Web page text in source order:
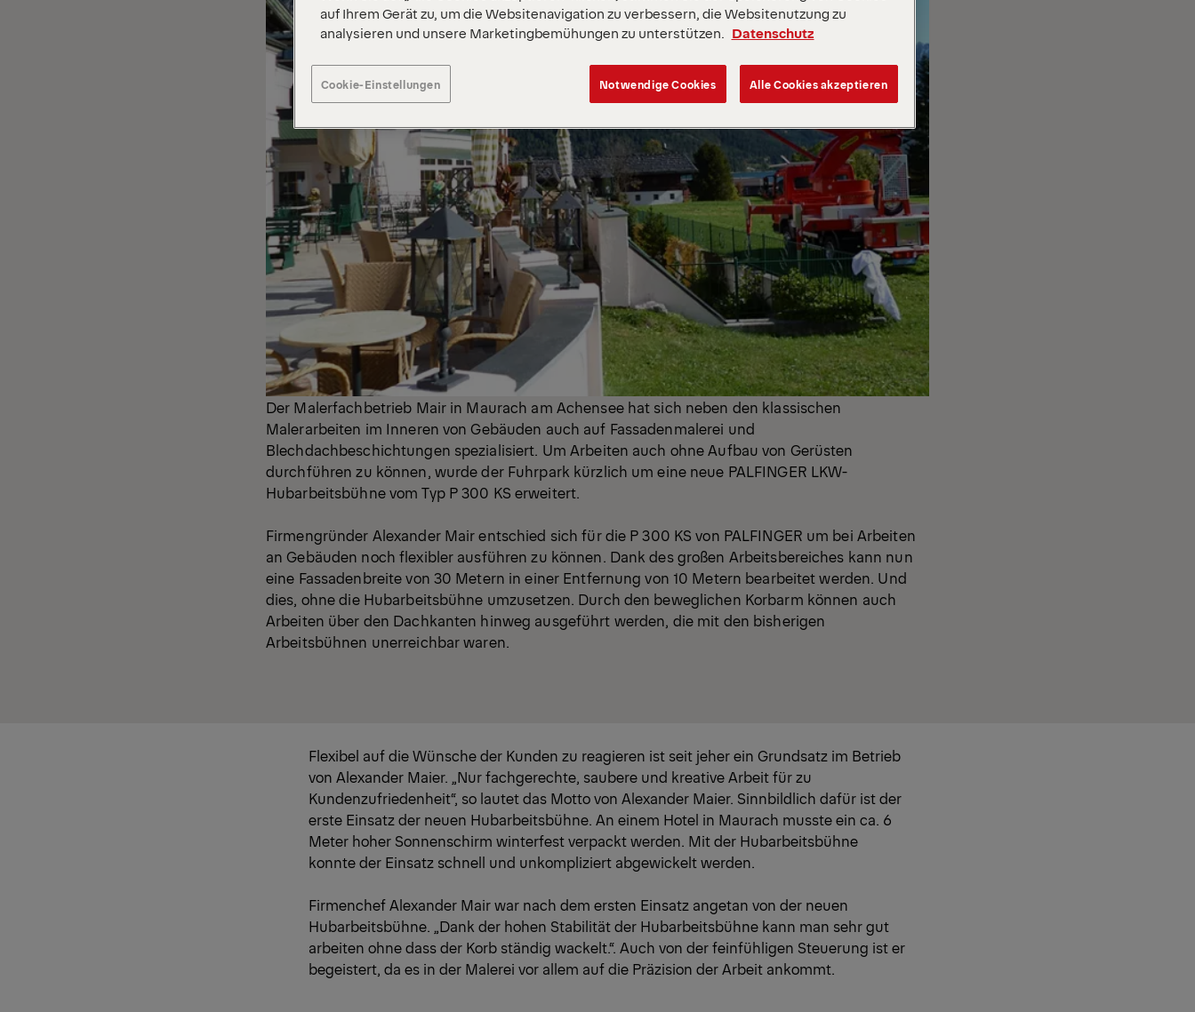
Der Malerfachbetrieb Mair in Maurach am Achensee hat sich neben den klassischen
Malerarbeiten im Inneren von Gebäuden auch auf Fassadenmalerei und
Blechdachbeschichtungen spezialisiert. Um Arbeiten auch ohne Aufbau von Gerüsten
durchführen zu können, wurde der Fuhrpark kürzlich um eine neue PALFINGER LKW-
Hubarbeitsbühne vom Typ P 300 KS erweitert.
Firmengründer Alexander Mair entschied sich für die P 300 KS von PALFINGER um bei Arbeiten
an Gebäuden noch flexibler ausführen zu können. Dank des großen Arbeitsbereiches kann nun
eine Fassadenbreite von 30 Metern in einer Entfernung von 10 Metern bearbeitet werden. Und
dies, ohne die Hubarbeitsbühne umzusetzen. Durch den beweglichen Korbarm können auch
Arbeiten über den Dachkanten hinweg ausgeführt werden, die mit den bisherigen
Arbeitsbühnen unerreichbar waren.
Flexibel auf die Wünsche der Kunden zu reagieren ist seit jeher ein Grundsatz im Betrieb
von Alexander Maier. „Nur fachgerechte, saubere und kreative Arbeit für zu
Kundenzufriedenheit“, so lautet das Motto von Alexander Maier. Sinnbildlich dafür ist der
erste Einsatz der neuen Hubarbeitsbühne. An einem Hotel in Maurach musste ein ca. 6
Meter hoher Sonnenschirm winterfest verpackt werden. Mit der Hubarbeitsbühne
konnte der Einsatz schnell und unkompliziert abgewickelt werden.
Firmenchef Alexander Mair war nach dem ersten Einsatz angetan von der neuen
Hubarbeitsbühne. „Dank der hohen Stabilität der Hubarbeitsbühne kann man sehr gut
arbeiten ohne dass der Korb ständig wackelt.“. Auch von der feinfühligen Steuerung ist er
begeistert, da es in der Malerei vor allem auf die Präzision der Arbeit ankommt.
auf Ihrem Gerät zu, um die Websitenavigation zu verbessern, die Websitenutzung zu
analysieren und unsere Marketingbemühungen zu unterstützen.
Datenschutz
Cookie-Einstellungen Notwendige Cookies Alle Cookies akzeptieren